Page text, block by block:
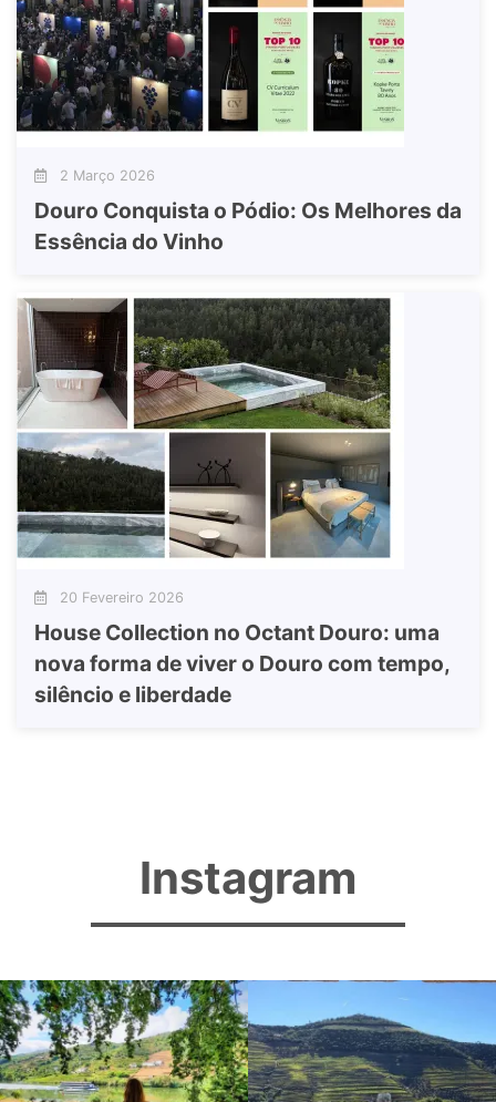
2 Março 2026
Douro Conquista o Pódio: Os Melhores da
Essência do Vinho
20 Fevereiro 2026
House Collection no Octant Douro: uma
nova forma de viver o Douro com tempo,
silêncio e liberdade
Instagram